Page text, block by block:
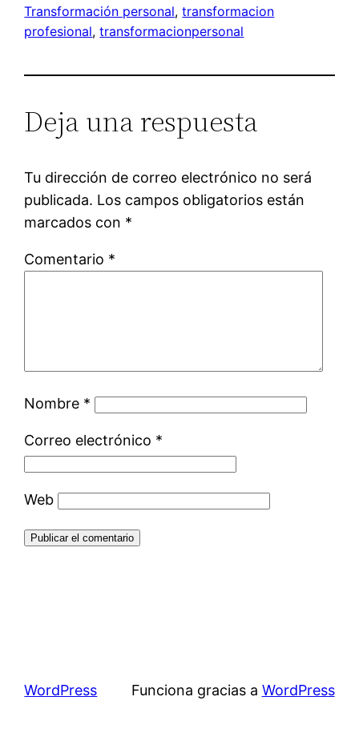
Transformación personal, transformacion
profesional, transformacionpersonal
Deja una respuesta
Tu dirección de correo electrónico no será
publicada. Los campos obligatorios están
marcados con *
Comentario *
Nombre *
Correo electrónico *
Web
WordPress Funciona gracias a WordPress